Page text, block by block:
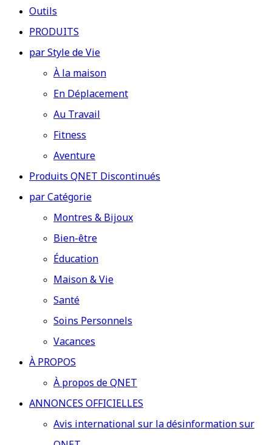
Outils
PRODUITS
par Style de Vie
À la maison
En Déplacement
Au Travail
Fitness
Aventure
Produits QNET Discontinués
par Catégorie
Montres & Bijoux
Bien-être
Éducation
Maison & Vie
Santé
Soins Personnels
Vacances
À PROPOS
À propos de QNET
ANNONCES OFFICIELLES
Avis international sur la désinformation sur